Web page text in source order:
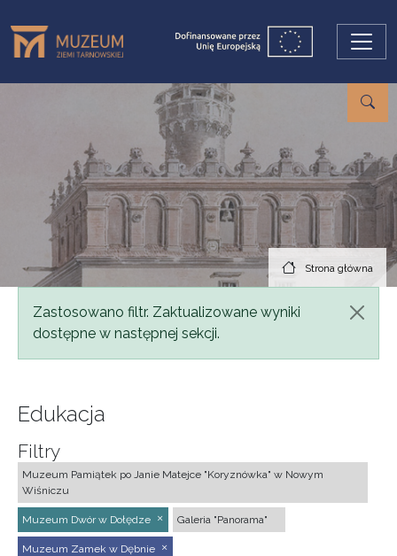
Strona główna
Komunikat
Zastosowano filtr. Zaktualizowane wyniki
dostępne w następnej sekcji.
Edukacja
Filtry
Muzeum Pamiątek po Janie Matejce "Koryznówka" w Nowym
Wiśniczu
Muzeum Dwór w Dołędze Galeria "Panorama"
Muzeum Zamek w Dębnie